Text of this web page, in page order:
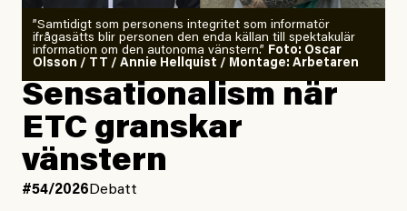
”Samtidigt som personens integritet som informatör
ifrågasätts blir personen den enda källan till spektakulär
information om den autonoma vänstern.” Foto: Oscar
Olsson / TT / Annie Hellquist / Montage: Arbetaren
Sensationalism när
ETC granskar
vänstern
#54/2026 Debatt